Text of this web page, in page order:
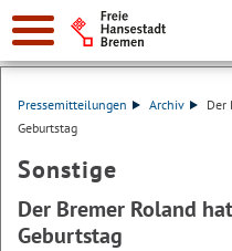
Suche:
Pressemitteilungen Archiv
Der
Geburtstag
Sonstige
Der Bremer Roland
Geburtstag